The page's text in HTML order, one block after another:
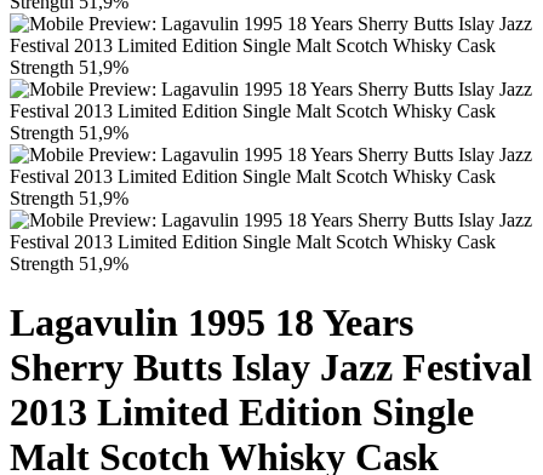
Lagavulin 1995 18 Years
Sherry Butts Islay Jazz Festival
2013 Limited Edition Single
Malt Scotch Whisky Cask